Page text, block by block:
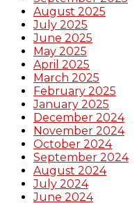
August 2025
July 2025
June 2025
May 2025
April 2025
March 2025
February 2025
January 2025
December 2024
November 2024
October 2024
September 2024
August 2024
July 2024
June 2024